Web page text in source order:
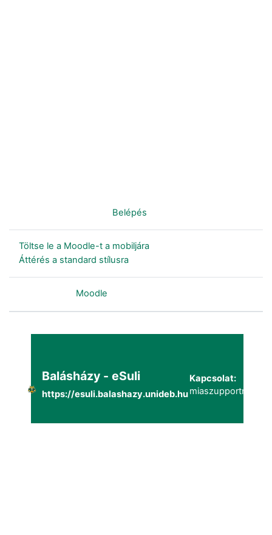
Belépés
Töltse le a Moodle-t a mobiljára
Áttérés a standard stílusra
Moodle
Balásházy - eSuli
https://esuli.balashazy.unideb.hu
Kapcsolat: